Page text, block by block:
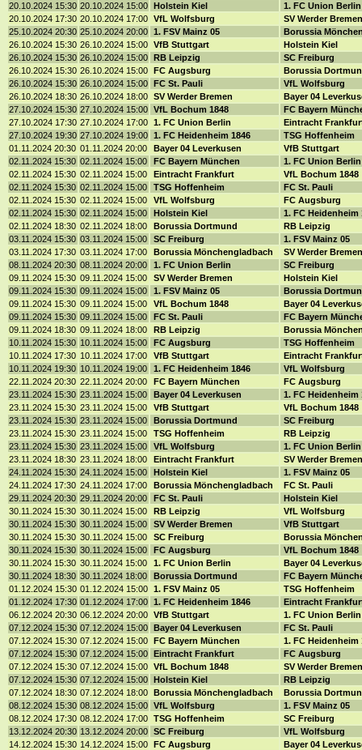
20.10.2024 15:30 20.10.2024 15:00 Holstein Kiel
1. FC Union
20.10.2024 17:30 20.10.2024 17:00 VfL Wolfsburg
SV Werder
25.10.2024 20:30 25.10.2024 20:00 1. FSV Mainz 05
Borussia
26.10.2024 15:30 26.10.2024 15:00 VfB Stuttgart
Holstein Kiel
26.10.2024 15:30 26.10.2024 15:00 RB Leipzig
SC Freiburg
26.10.2024 15:30 26.10.2024 15:00 FC Augsburg
Borussia
26.10.2024 15:30 26.10.2024 15:00 FC St. Pauli
VfL Wolfsburg
26.10.2024 18:30 26.10.2024 18:00 SV Werder Bremen
Bayer 04
27.10.2024 15:30 27.10.2024 15:00 VfL Bochum 1848
FC Bayern
27.10.2024 17:30 27.10.2024 17:00 1. FC Union Berlin
Eintracht
27.10.2024 19:30 27.10.2024 19:00 1. FC Heidenheim 1846
TSG Hoffenheim
01.11.2024 20:30 01.11.2024 20:00 Bayer 04 Leverkusen
VfB Stuttgart
02.11.2024 15:30 02.11.2024 15:00 FC Bayern München
1. FC Union
02.11.2024 15:30 02.11.2024 15:00 Eintracht Frankfurt
VfL Bochum 1848
02.11.2024 15:30 02.11.2024 15:00 TSG Hoffenheim
FC St. Pauli
02.11.2024 15:30 02.11.2024 15:00 VfL Wolfsburg
FC Augsburg
02.11.2024 15:30 02.11.2024 15:00 Holstein Kiel
1. FC Heidenheim
02.11.2024 18:30 02.11.2024 18:00 Borussia Dortmund
RB Leipzig
03.11.2024 15:30 03.11.2024 15:00 SC Freiburg
1. FSV Mainz 05
03.11.2024 17:30 03.11.2024 17:00 Borussia Mönchengladbach
SV Werder
08.11.2024 20:30 08.11.2024 20:00 1. FC Union Berlin
SC Freiburg
09.11.2024 15:30 09.11.2024 15:00 SV Werder Bremen
Holstein Kiel
09.11.2024 15:30 09.11.2024 15:00 1. FSV Mainz 05
Borussia
09.11.2024 15:30 09.11.2024 15:00 VfL Bochum 1848
Bayer 04
09.11.2024 15:30 09.11.2024 15:00 FC St. Pauli
FC Bayern
09.11.2024 18:30 09.11.2024 18:00 RB Leipzig
Borussia
10.11.2024 15:30 10.11.2024 15:00 FC Augsburg
TSG Hoffenheim
10.11.2024 17:30 10.11.2024 17:00 VfB Stuttgart
Eintracht
10.11.2024 19:30 10.11.2024 19:00 1. FC Heidenheim 1846
VfL Wolfsburg
22.11.2024 20:30 22.11.2024 20:00 FC Bayern München
FC Augsburg
23.11.2024 15:30 23.11.2024 15:00 Bayer 04 Leverkusen
1. FC Heidenheim
23.11.2024 15:30 23.11.2024 15:00 VfB Stuttgart
VfL Bochum 1848
23.11.2024 15:30 23.11.2024 15:00 Borussia Dortmund
SC Freiburg
23.11.2024 15:30 23.11.2024 15:00 TSG Hoffenheim
RB Leipzig
23.11.2024 15:30 23.11.2024 15:00 VfL Wolfsburg
1. FC Union
23.11.2024 18:30 23.11.2024 18:00 Eintracht Frankfurt
SV Werder
24.11.2024 15:30 24.11.2024 15:00 Holstein Kiel
1. FSV Mainz 05
24.11.2024 17:30 24.11.2024 17:00 Borussia Mönchengladbach
FC St. Pauli
29.11.2024 20:30 29.11.2024 20:00 FC St. Pauli
Holstein Kiel
30.11.2024 15:30 30.11.2024 15:00 RB Leipzig
VfL Wolfsburg
30.11.2024 15:30 30.11.2024 15:00 SV Werder Bremen
VfB Stuttgart
30.11.2024 15:30 30.11.2024 15:00 SC Freiburg
Borussia
30.11.2024 15:30 30.11.2024 15:00 FC Augsburg
VfL Bochum 1848
30.11.2024 15:30 30.11.2024 15:00 1. FC Union Berlin
Bayer 04
30.11.2024 18:30 30.11.2024 18:00 Borussia Dortmund
FC Bayern
01.12.2024 15:30 01.12.2024 15:00 1. FSV Mainz 05
TSG Hoffenheim
01.12.2024 17:30 01.12.2024 17:00 1. FC Heidenheim 1846
Eintracht
06.12.2024 20:30 06.12.2024 20:00 VfB Stuttgart
1. FC Union
07.12.2024 15:30 07.12.2024 15:00 Bayer 04 Leverkusen
FC St. Pauli
07.12.2024 15:30 07.12.2024 15:00 FC Bayern München
1. FC Heidenheim
07.12.2024 15:30 07.12.2024 15:00 Eintracht Frankfurt
FC Augsburg
07.12.2024 15:30 07.12.2024 15:00 VfL Bochum 1848
SV Werder
07.12.2024 15:30 07.12.2024 15:00 Holstein Kiel
RB Leipzig
07.12.2024 18:30 07.12.2024 18:00 Borussia Mönchengladbach
Borussia
08.12.2024 15:30 08.12.2024 15:00 VfL Wolfsburg
1. FSV Mainz 05
08.12.2024 17:30 08.12.2024 17:00 TSG Hoffenheim
SC Freiburg
13.12.2024 20:30 13.12.2024 20:00 SC Freiburg
VfL Wolfsburg
14.12.2024 15:30 14.12.2024 15:00 FC Augsburg
Bayer 04